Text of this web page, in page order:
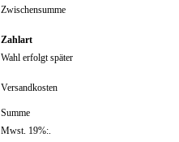
Zwischensumme
Zahlart
Wahl erfolgt später
Versandkosten
Summe
Mwst. 19%:.